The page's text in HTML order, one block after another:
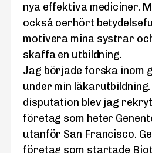
nya effektiva mediciner.
också oerhört
motivera mina systrar
skaffa en utbildning.
Jag började forska inom
under min
disputation blev jag
företag som heter
utanför San Francisco.
företag som startade